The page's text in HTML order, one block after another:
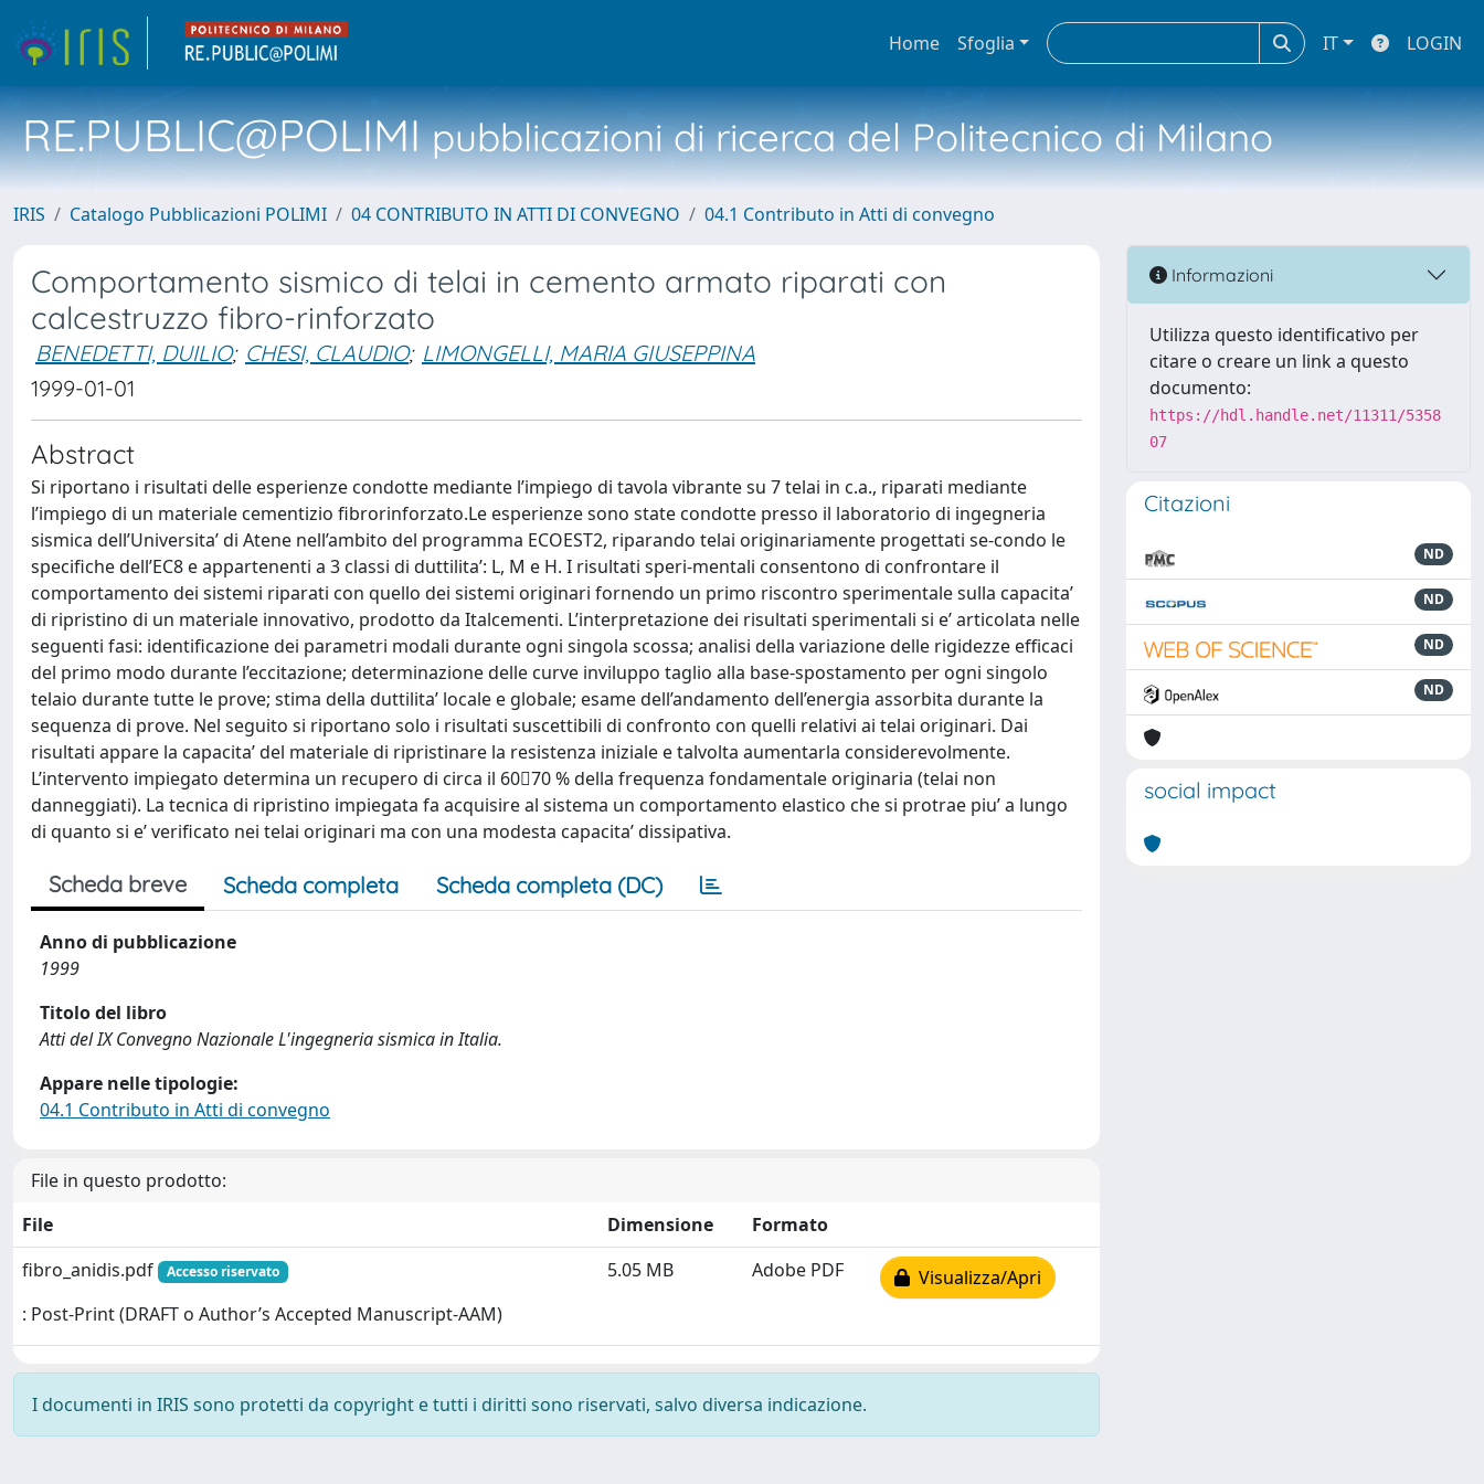
Home Sfoglia IT LOGIN
RE.PUBLIC@POLIMIpubblicazioni di ricerca del Politecnico di Milano
IRIS Catalogo Pubblicazioni POLIMI 04 CONTRIBUTO IN ATTI DI CONVEGNO 04.1 Contributo in Atti di convegno
Comportamento sismico di telai in cemento armato riparati con
calcestruzzo fibro-rinforzato
BENEDETTI, DUILIO; CHESI, CLAUDIO; LIMONGELLI, MARIA GIUSEPPINA
1999-01-01
Abstract
Si riportano i risultati delle esperienze condotte mediante l’impiego di tavola vibrante su 7 telai in c.a., riparati mediante
l’impiego di un materiale cementizio fibrorinforzato.Le esperienze sono state condotte presso il laboratorio di ingegneria
sismica dell’Universita’ di Atene nell’ambito del programma ECOEST2, riparando telai originariamente progettati se-condo le
specifiche dell’EC8 e appartenenti a 3 classi di duttilita’: L, M e H. I risultati speri-mentali consentono di confrontare il
comportamento dei sistemi riparati con quello dei sistemi originari fornendo un primo riscontro sperimentale sulla capacita’
di ripristino di un materiale innovativo, prodotto da Italcementi. L’interpretazione dei risultati sperimentali si e’ articolata nelle
seguenti fasi: identificazione dei parametri modali durante ogni singola scossa; analisi della variazione delle rigidezze efficaci
del primo modo durante l’eccitazione; determinazione delle curve inviluppo taglio alla base-spostamento per ogni singolo
telaio durante tutte le prove; stima della duttilita’ locale e globale; esame dell’andamento dell’energia assorbita durante la
sequenza di prove. Nel seguito si riportano solo i risultati suscettibili di confronto con quelli relativi ai telai originari. Dai
risultati appare la capacita’ del materiale di ripristinare la resistenza iniziale e talvolta aumentarla considerevolmente.
L’intervento impiegato determina un recupero di circa il 6070 % della frequenza fondamentale originaria (telai non
danneggiati). La tecnica di ripristino impiegata fa acquisire al sistema un comportamento elastico che si protrae piu’ a lungo
di quanto si e’ verificato nei telai originari ma con una modesta capacita’ dissipativa.
Scheda breve Scheda completa Scheda completa (DC)
Anno di pubblicazione
1999
Titolo del libro
Atti del IX Convegno Nazionale L'ingegneria sismica in Italia.
Appare nelle tipologie:
04.1 Contributo in Atti di convegno
File in questo prodotto:
File
Dimensione
Formato
fibro_anidis.pdf
Accesso riservato
: Post-Print (DRAFT o Author’s Accepted Manuscript-AAM)
5.05 MB Adobe PDF Visualizza/Apri
I documenti in IRIS sono protetti da copyright e tutti i diritti sono riservati, salvo diversa indicazione.
Informazioni
Utilizza questo identificativo per
citare o creare un link a questo
documento:
https://hdl.handle.net/11311/5358
07
Citazioni
ND
ND
ND
ND
social impact